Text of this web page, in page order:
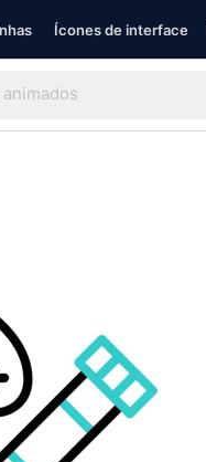
Ícones de interface